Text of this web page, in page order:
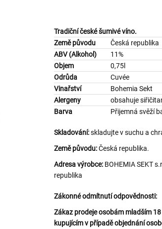
Tradiční české šumivé víno.
Země původu Česká republika
ABV (Alkohol)
11%
Objem
0,75l
Odrůda
Cuvée
Vinařství
Bohemia Sekt
Alergeny
obsahuje
Barva
Přijemná svěží
Skladování:skladujte v suchu a
Země původu:Česká republika.
Adresa výrobce: BOHEMIA SEKT
republika
Zákonné odmítnutí odpovědnosti:
Zákaz prodeje osobám mladším
kupujícím v případě objednání